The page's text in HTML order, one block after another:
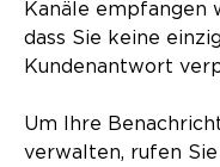
Kanäle empfangen
dass Sie keine
Kundenantwort
Um Ihre
verwalten, rufen